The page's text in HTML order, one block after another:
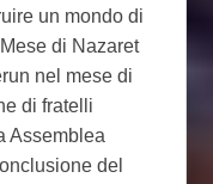
un mondo di
di Nazaret
nel mese di
di fratelli
Assemblea
del